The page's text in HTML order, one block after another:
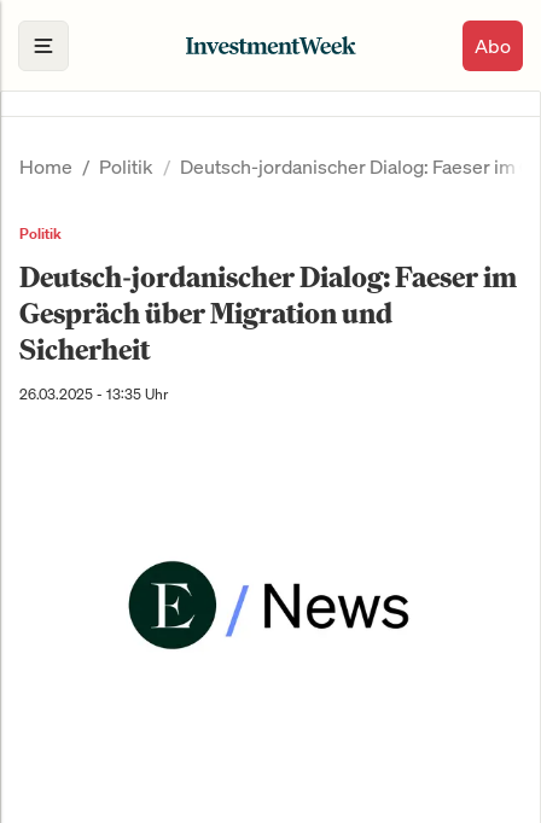
Abo
Home Politik Deutsch-jordanischer Dialog: Faeser im
Politik
Deutsch-jordanischer Dialog: Faeser im
Gespräch über Migration und
Sicherheit
26.03.2025 - 13:35 Uhr